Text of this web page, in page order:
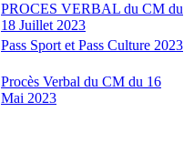
PROCES VERBAL du CM du
18 Juillet 2023
Pass Sport et Pass Culture 2023
Procès Verbal du CM du 16
Mai 2023